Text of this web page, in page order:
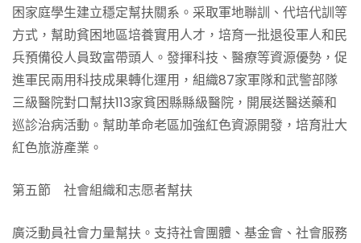
困家庭學生建立穩定幫扶關系。采取軍地聯訓、代培代訓等
方式，幫助貧困地區培養實用人才，培育一批退役軍人和民
兵預備役人員致富帶頭人。發揮科技、醫療等資源優勢，促
進軍民兩用科技成果轉化運用，組織87家軍隊和武警部隊
三級醫院對口幫扶113家貧困縣縣級醫院，開展送醫送藥和
巡診治病活動。幫助革命老區加強紅色資源開發，培育壯大
紅色旅游產業。
第五節 社會組織和志愿者幫扶
廣泛動員社會力量幫扶。支持社會團體、基金會、社會服務